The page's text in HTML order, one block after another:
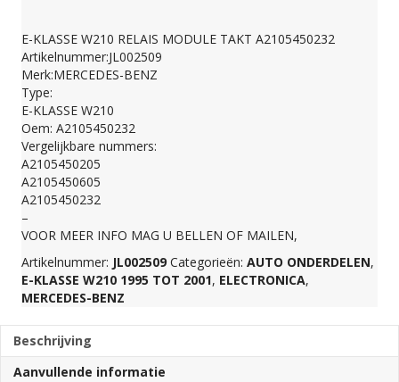
W210
RELAIS
MODULE
TAKT
A2105450232
aantal
E-KLASSE W210 RELAIS MODULE TAKT A2105450232
Artikelnummer:JL002509
Merk:MERCEDES-BENZ
Type:
E-KLASSE W210
Oem: A2105450232
Vergelijkbare nummers:
A2105450205
A2105450605
A2105450232
–
VOOR MEER INFO MAG U BELLEN OF MAILEN,
Artikelnummer: JL002509 Categorieën: AUTO ONDERDELEN,
E-KLASSE W210 1995 TOT 2001, ELECTRONICA,
MERCEDES-BENZ
Beschrijving
Aanvullende informatie